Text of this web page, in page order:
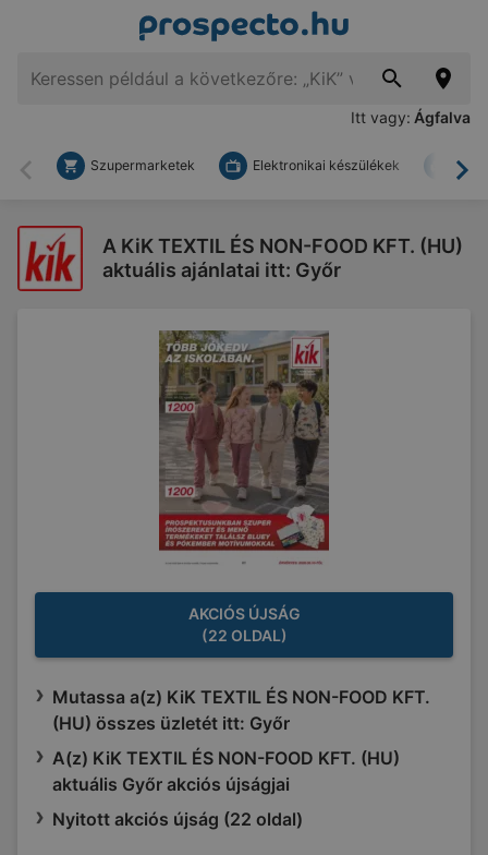
Itt vagy: Ágfalva
Vissza
Szupermarketek Elektronikai készülékek
A KiK TEXTIL ÉS NON-FOOD KFT. (HU)
aktuális ajánlatai itt: Győr
AKCIÓS ÚJSÁG
(22 OLDAL)
Mutassa a(z) KiK TEXTIL ÉS NON-FOOD KFT.
(HU) összes üzletét itt: Győr
A(z) KiK TEXTIL ÉS NON-FOOD KFT. (HU)
aktuális Győr akciós újságjai
Nyitott akciós újság (22 oldal)